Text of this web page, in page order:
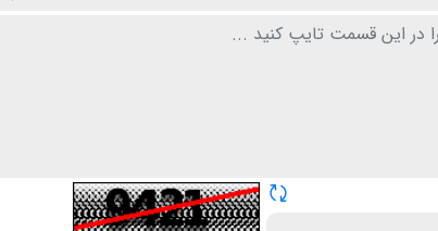
تازه سازی CAPTCHA